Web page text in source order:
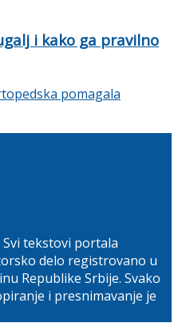
i kako ga pravilno
tekstovi portala
delo registrovano u
Republike Srbije. Svako
i presnimavanje je